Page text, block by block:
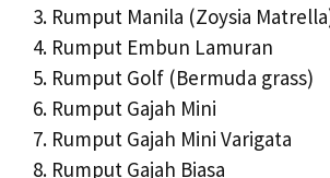
3. Rumput Manila (Zoysia
4. Rumput Embun Lamuran
5. Rumput Golf (Bermuda grass)
6. Rumput Gajah Mini
7. Rumput Gajah Mini Varigata
8. Rumput Gajah Biasa